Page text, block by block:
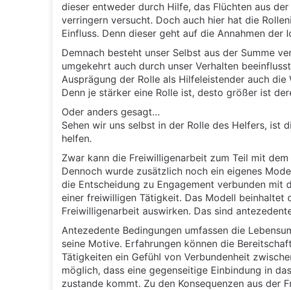
dieser entweder durch Hilfe, das Flüchten aus
verringern versucht. Doch auch hier hat die
Einfluss. Denn dieser geht auf die Annahmen der
Demnach besteht unser Selbst aus der Summe
umgekehrt auch durch unser Verhalten
Ausprägung der Rolle als Hilfeleistender auch
Denn je stärker eine Rolle ist, desto größer ist
Oder anders gesagt…
Sehen wir uns selbst in der Rolle des Helfers, ist
helfen.
Zwar kann die Freiwilligenarbeit zum Teil mit
Dennoch wurde zusätzlich noch ein eigenes
die Entscheidung zu Engagement verbunden mit
einer freiwilligen Tätigkeit. Das Modell beinhaltet
Freiwilligenarbeit auswirken. Das sind
Antezedente Bedingungen umfassen die
seine Motive. Erfahrungen können die
Tätigkeiten ein Gefühl von Verbundenheit
möglich, dass eine gegenseitige Einbindung in
zustande kommt. Zu den Konsequenzen aus der